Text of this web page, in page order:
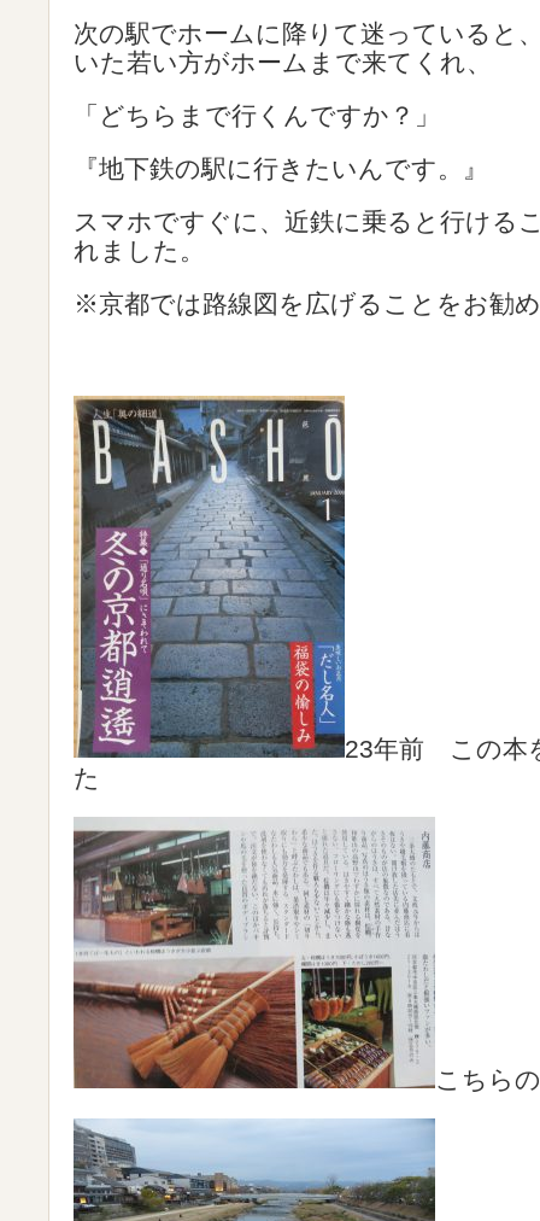
次の駅でホームに降りて迷っていると
いた若い方がホームまで来てくれ、
「どちらまで行くんですか？」
『地下鉄の駅に行きたいんです。』
スマホですぐに、近鉄に乗ると行ける
れました。
※京都では路線図を広げることをお勧
23年前 この本
た
こちら